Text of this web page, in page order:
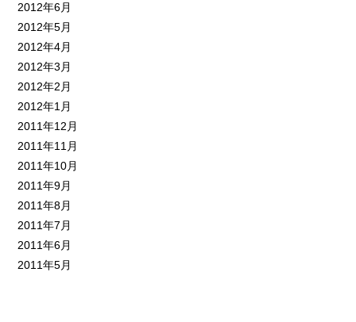
2012年6月
2012年5月
2012年4月
2012年3月
2012年2月
2012年1月
2011年12月
2011年11月
2011年10月
2011年9月
2011年8月
2011年7月
2011年6月
2011年5月